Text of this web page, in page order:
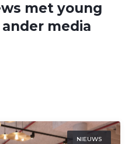
met young
media
NIEUWS